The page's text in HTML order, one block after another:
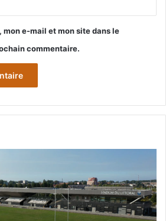
mon e-mail et mon site dans le
commentaire.